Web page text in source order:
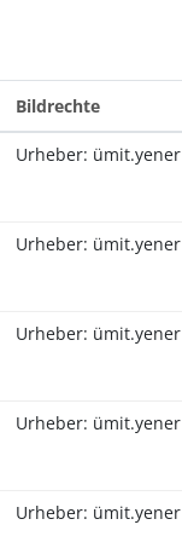
Bildrechte
Urheber: ümit.yener
Urheber: ümit.yener
Urheber: ümit.yener
Urheber: ümit.yener
Urheber: ümit.yener